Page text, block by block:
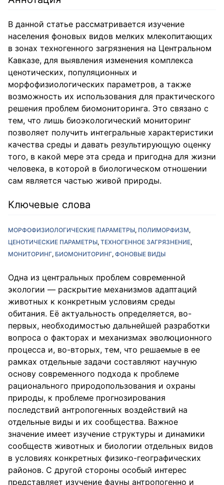
В данной статье рассматривается изучение
населения фоновых видов мелких млекопитающих
в зонах техногенного загрязнения на Центральном
Кавказе, для выявления изменения комплекса
ценотических, популяционных и
морфофизиологических параметров, а также
возможность их использования для практического
решения проблем биомониторинга. Это связано с
тем, что лишь биоэкологический мониторинг
позволяет получить интегральные характеристики
качества среды и давать результирующую оценку
того, в какой мере эта среда и пригодна для жизни
человека, в которой в биологическом отношении
сам является частью живой природы.
Ключевые слова
МОРФОФИЗИОЛОГИЧЕСКИЕ ПАРАМЕТРЫ ПОЛИМОРФИЗМ
ЦЕНОТИЧЕСКИЕ ПАРАМЕТРЫ ТЕХНОГЕННОЕ ЗАГРЯЗНЕНИЕ
МОНИТОРИНГ БИОМОНИТОРИНГ ФОНОВЫЕ ВИДЫ
Одна из центральных проблем современной
экологии — раскрытие механизмов адаптаций
животных к конкретным условиям среды
обитания. Её актуальность определяется, во-
первых, необходимостью дальнейшей разработки
вопроса о факторах и механизмах эволюционного
процесса и, во-вторых, тем, что решаемые в ее
рамках отдельные задачи составляют научную
основу современного подхода к проблеме
рационального природопользования и охраны
природы, к проблеме прогнозирования
последствий антропогенных воздействий на
отдельные виды и их сообщества. Важное
значение имеет изучение структуры и динамики
сообществ животных и биологии отдельных видов
в условиях конкретных физико-географических
районов. С другой стороны особый интерес
представляет изучение фауны антропогенно и